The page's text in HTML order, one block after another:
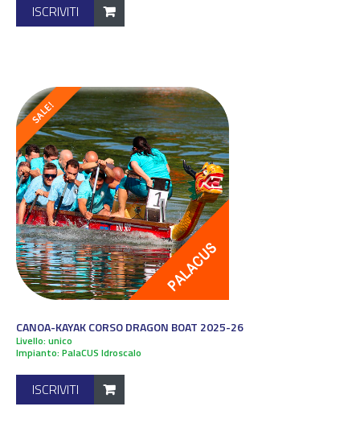
ISCRIVITI
CANOA-KAYAK CORSO DRAGON BOAT 2025-26
Livello: unico
Impianto: PalaCUS Idroscalo
ISCRIVITI